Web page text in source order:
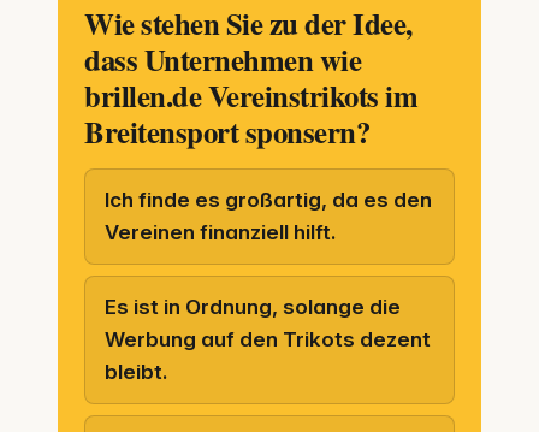
Wie stehen Sie zu der Idee,
dass Unternehmen wie
brillen.de Vereinstrikots im
Breitensport sponsern?
Ich finde es großartig, da es den
Vereinen finanziell hilft.
Es ist in Ordnung, solange die
Werbung auf den Trikots dezent
bleibt.